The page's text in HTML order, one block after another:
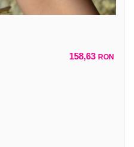
158,63 RON